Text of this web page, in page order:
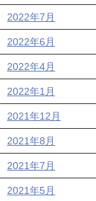
2022年7月
2022年6月
2022年4月
2022年1月
2021年12月
2021年8月
2021年7月
2021年5月